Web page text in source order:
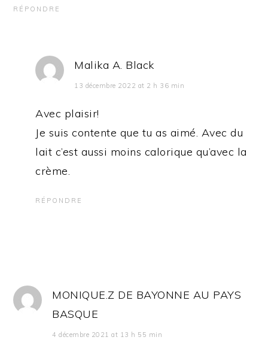
RÉPONDRE
Malika A. Black
13 décembre 2022 at 2 h 36 min
Avec plaisir!
Je suis contente que tu as aimé. Avec du
lait c’est aussi moins calorique qu’avec la
crème.
RÉPONDRE
MONIQUE.Z DE BAYONNE AU PAYS
BASQUE
4 décembre 2021 at 13 h 55 min